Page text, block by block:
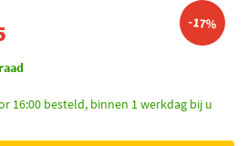
-17%
16:00 besteld, binnen 1 werkdag bij u